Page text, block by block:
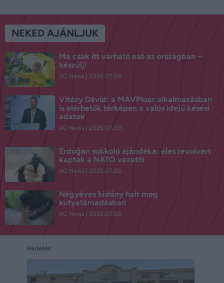
NEKED AJÁNLJUK
Ma csak itt várható eső az országban –
készülj!
AC News 2026.07.09.
Vitézy Dávid: a MÁVPlusz alkalmazásban
is elérhetők térképen a valós idejű késési
adatok
AC News 2026.07.09.
Erdoğan sokkoló ajándéka: éles revolvert
kaptak a NATO vezetői
AC News 2026.07.09.
Négyéves kislány halt meg
kutyatámadásban
AC News 2026.07.09.
Hirdetés